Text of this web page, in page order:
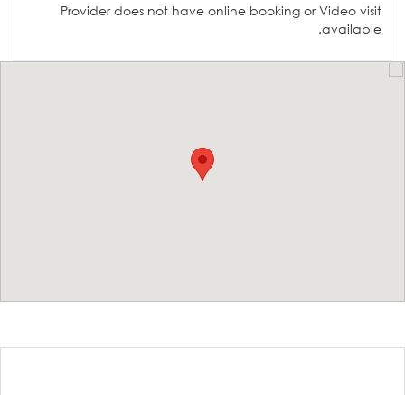
Provider does not have online booking or Video visit
available.